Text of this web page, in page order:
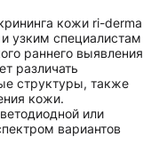
кожи ri-derma
узким специалистам
раннего выявления
различать
структуры, также
кожи.
или
вариантов